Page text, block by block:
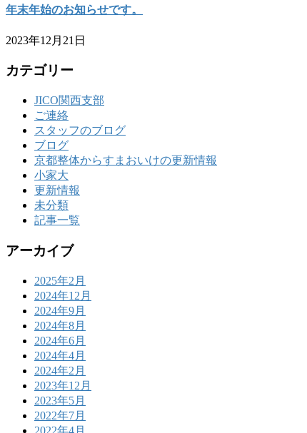
年末年始のお知らせです。
2023年12月21日
カテゴリー
JICO関西支部
ご連絡
スタッフのブログ
ブログ
京都整体からすまおいけの更新情報
小家大
更新情報
未分類
記事一覧
アーカイブ
2025年2月
2024年12月
2024年9月
2024年8月
2024年6月
2024年4月
2024年2月
2023年12月
2023年5月
2022年7月
2022年4月